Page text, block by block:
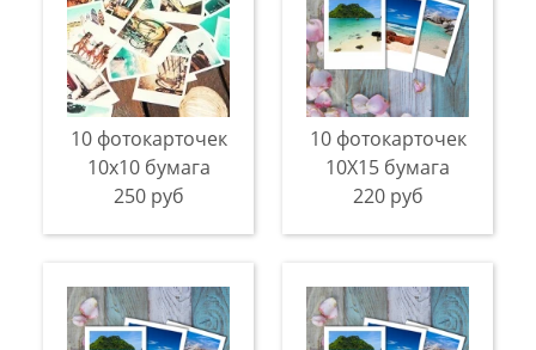
10 фотокарточек
10х10 бумага
250 руб
10 фотокарточек
10X15 бумага
220 руб